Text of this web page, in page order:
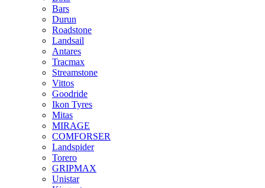
Bars
Durun
Roadstone
Landsail
Antares
Tracmax
Streamstone
Vittos
Goodride
Ikon Tyres
Mitas
MIRAGE
COMFORSER
Landspider
Torero
GRIPMAX
Unistar